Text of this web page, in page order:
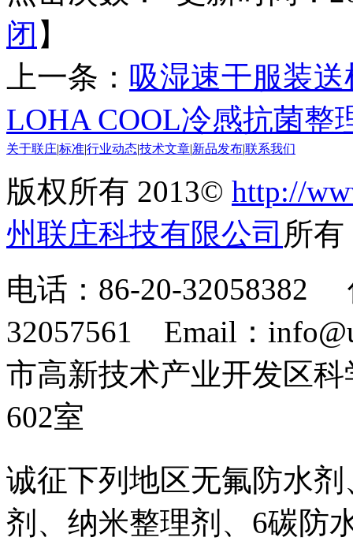
闭 】
上一条： 吸湿速干服装
LOHA COOL冷感抗菌整
关于联庄标准行业动态技术文章 新品发布联系我们
版权所有 2013© http://
州联庄科技有限公司 所
电话：86-20-32058382
32057561 Email：
市高新技术产业开发区
602室
诚征下列地区无氟防水
剂、纳米整理剂、6碳防